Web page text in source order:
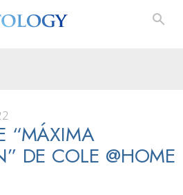
“MÁXIMA
DE COLE @HOME